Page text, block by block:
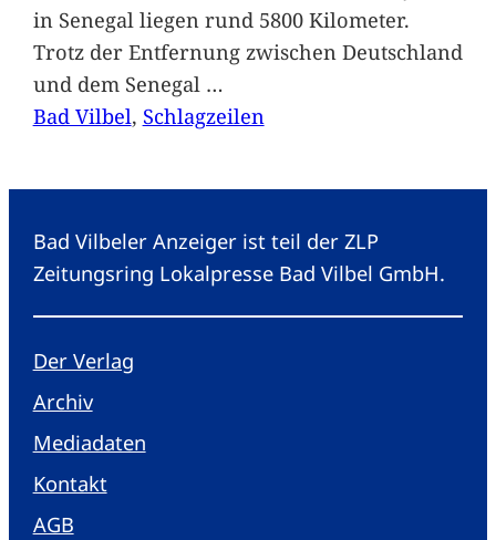
in Senegal liegen rund 5800 Kilometer.
Trotz der Entfernung zwischen Deutschland
und dem Senegal …
Bad Vilbel, Schlagzeilen
Bad Vilbeler Anzeiger ist teil der ZLP
Zeitungsring Lokalpresse Bad Vilbel GmbH.
Der Verlag
Archiv
Mediadaten
Kontakt
AGB